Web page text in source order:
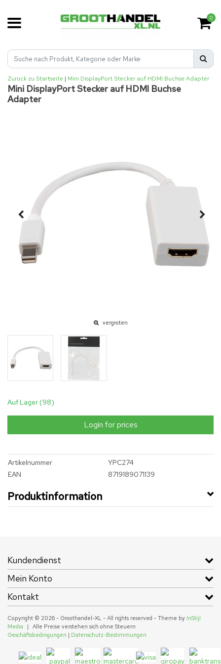
0
Zurück zu Startseite | Mini DisplayPort Stecker auf HDMI Buchse Adapter
Mini DisplayPort Stecker auf HDMI Buchse
Adapter
vergroten
Auf Lager (98)
Login for prices
Artikelnummer
YPC274
EAN
8719189071139
Produktinformation
Kundendienst
Mein Konto
Kontakt
Copyright © 2026 - Groothandel-XL - All rights reserved - Theme by InStijl
Media
|
Alle Preise verstehen sich ohne Steuern
Geschäftsbedingungen | Datenschutz-Bestimmungen